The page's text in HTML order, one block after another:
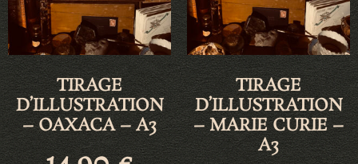
TIRAGE
D’ILLUSTRATION
– OAXACA – A3
TIRAGE
D’ILLUSTRATION
– MARIE CURIE –
A3